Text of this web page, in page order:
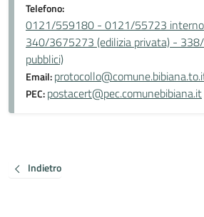
Telefono:
0121/559180 - 0121/55723
340/3675273 (edilizia privata) -
pubblici)
Email:
PEC:postacert@pec.comunebibiana.it
Indietro